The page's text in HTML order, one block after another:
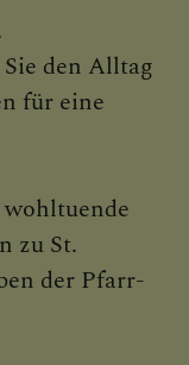
St. Gotthard
Gotthard
den Alltag
für eine
zu St.
der Pfarr-